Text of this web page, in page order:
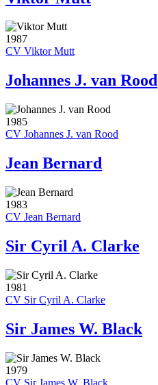
1987
CV Viktor Mutt
Johannes J. van Rood
1985
CV Johannes J. van Rood
Jean Bernard
1983
CV Jean Bernard
Sir Cyril A. Clarke
1981
CV Sir Cyril A. Clarke
Sir James W. Black
1979
CV Sir James W. Black